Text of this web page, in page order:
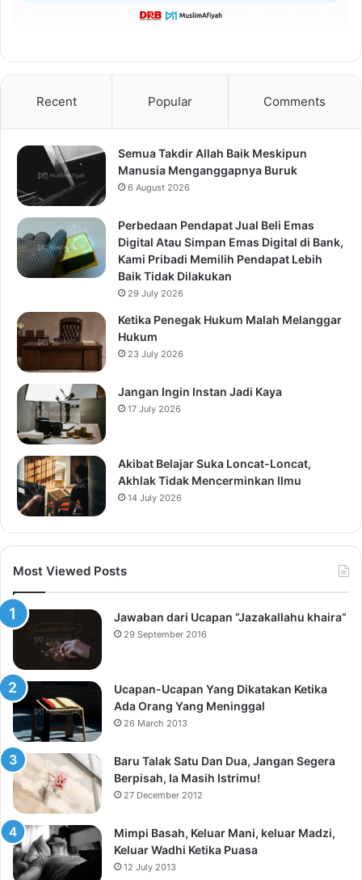
Recent Popular Comments
Semua Takdir Allah Baik Meskipun
Manusia Menganggapnya Buruk
6 August 2026
Perbedaan Pendapat Jual Beli Emas
Digital Atau Simpan Emas Digital di Bank,
Kami Pribadi Memilih Pendapat Lebih
Baik Tidak Dilakukan
29 July 2026
Ketika Penegak Hukum Malah Melanggar
Hukum
23 July 2026
Jangan Ingin Instan Jadi Kaya
17 July 2026
Akibat Belajar Suka Loncat-Loncat,
Akhlak Tidak Mencerminkan Ilmu
14 July 2026
Most Viewed Posts
Jawaban dari Ucapan “Jazakallahu khaira”
29 September 2016
Ucapan-Ucapan Yang Dikatakan Ketika
Ada Orang Yang Meninggal
26 March 2013
Baru Talak Satu Dan Dua, Jangan Segera
Berpisah, Ia Masih Istrimu!
27 December 2012
Mimpi Basah, Keluar Mani, keluar Madzi,
Keluar Wadhi Ketika Puasa
12 July 2013